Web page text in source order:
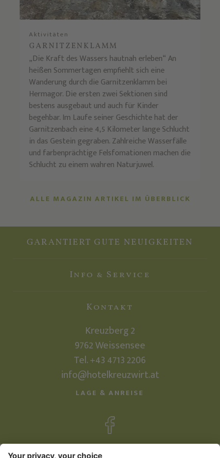
Aktivitäten
GARNITZENKLAMM
„Die Kraft des Wassers hautnah erleben“ An
heißen Sommertagen empfiehlt sich eine
Wanderung durch die Garnitzenklamm bei
Hermagor. Die ersten zwei Sektionen sind
bestens ausgebaut und auch für Kinder
begehbar. Im Laufe seiner Geschichte hat der
Garnitzenbach eine 4,5 Kilometer lange Schlucht
in das Gestein gegraben. Zahlreiche Wasserfälle
und farbenprächtige Felsfomationen machen die
Schlucht zu einem wahren Naturjuwel.
ALLE MAGAZIN ARTIKEL IM ÜBERBLICK
GARANTIERT GUTE NEUIGKEITEN
Info & Service
Kontakt
Kreuzberg 2
9762Weissensee
Tel.+43 4713 2206
info@hotelkreuzwirt.at
LAGE & ANREISE